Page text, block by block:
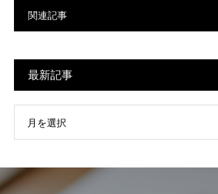
関連記事
最新記事
月を選択